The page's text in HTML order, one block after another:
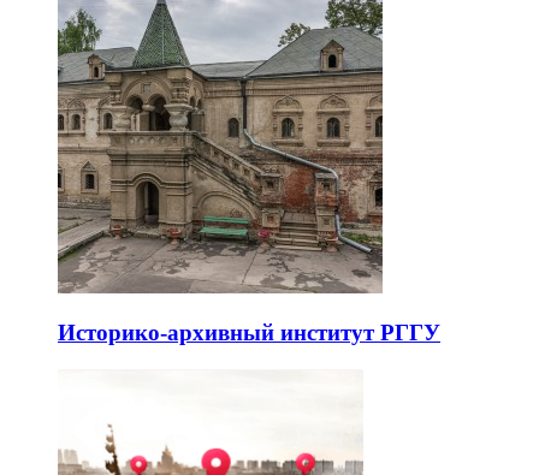
Историко-архивный институт РГГУ